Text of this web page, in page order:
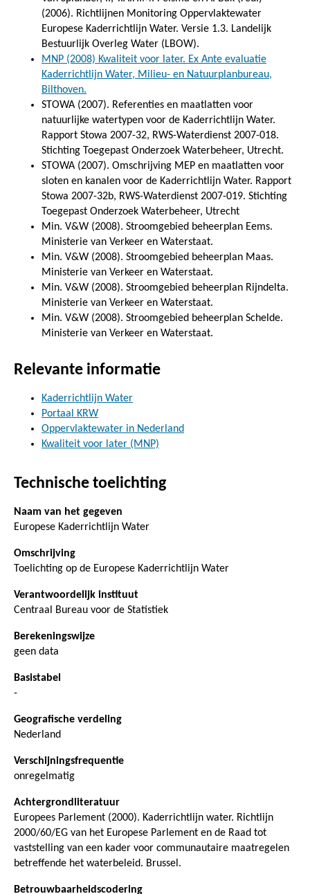
(2006). Richtlijnen Monitoring Oppervlaktewater
Europese Kaderrichtlijn Water. Versie 1.3. Landelijk
Bestuurlijk Overleg Water (LBOW).
MNP (2008) Kwaliteit voor later. Ex Ante evaluatie
Kaderrichtlijn Water, Milieu- en Natuurplanbureau,
Bilthoven.
STOWA (2007). Referenties en maatlatten voor
natuurlijke watertypen voor de Kaderrichtlijn Water.
Rapport Stowa 2007-32, RWS-Waterdienst 2007-018.
Stichting Toegepast Onderzoek Waterbeheer, Utrecht.
STOWA (2007). Omschrijving MEP en maatlatten voor
sloten en kanalen voor de Kaderrichtlijn Water. Rapport
Stowa 2007-32b, RWS-Waterdienst 2007-019. Stichting
Toegepast Onderzoek Waterbeheer, Utrecht
Min. V&W (2008). Stroomgebied beheerplan Eems.
Ministerie van Verkeer en Waterstaat.
Min. V&W (2008). Stroomgebied beheerplan Maas.
Ministerie van Verkeer en Waterstaat.
Min. V&W (2008). Stroomgebied beheerplan Rijndelta.
Ministerie van Verkeer en Waterstaat.
Min. V&W (2008). Stroomgebied beheerplan Schelde.
Ministerie van Verkeer en Waterstaat.
Relevante informatie
Kaderrichtlijn Water
Portaal KRW
Oppervlaktewater in Nederland
Kwaliteit voor later (MNP)
Technische toelichting
Naam van het gegeven
Europese Kaderrichtlijn Water
Omschrijving
Toelichting op de Europese Kaderrichtlijn Water
Verantwoordelijk instituut
Centraal Bureau voor de Statistiek
Berekeningswijze
geen data
Basistabel
-
Geografische verdeling
Nederland
Verschijningsfrequentie
onregelmatig
Achtergrondliteratuur
Europees Parlement (2000). Kaderrichtlijn water. Richtlijn
2000/60/EG van het Europese Parlement en de Raad tot
vaststelling van een kader voor communautaire maatregelen
betreffende het waterbeleid. Brussel.
Betrouwbaarheidscodering